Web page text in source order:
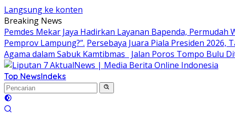
Langsung ke konten
Breaking News
Pemdes Mekar Jaya Hadirkan Layanan Bapenda, Permudah
Pemprov Lampung?”. Persebaya Juara Piala Presiden 2026,
Agama dalam Sabuk Kamtibmas
Jalan Poros Tompo Bulu
Top NewsIndeks